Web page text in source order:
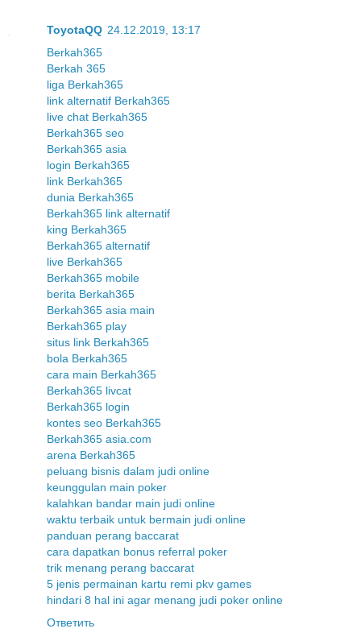
ToyotaQQ 24.12.2019, 13:17
Berkah365
Berkah 365
liga Berkah365
link alternatif Berkah365
live chat Berkah365
Berkah365 seo
Berkah365 asia
login Berkah365
link Berkah365
dunia Berkah365
Berkah365 link alternatif
king Berkah365
Berkah365 alternatif
live Berkah365
Berkah365 mobile
berita Berkah365
Berkah365 asia main
Berkah365 play
situs link Berkah365
bola Berkah365
cara main Berkah365
Berkah365 livcat
Berkah365 login
kontes seo Berkah365
Berkah365 asia.com
arena Berkah365
peluang bisnis dalam judi online
keunggulan main poker
kalahkan bandar main judi online
waktu terbaik untuk bermain judi online
panduan perang baccarat
cara dapatkan bonus referral poker
trik menang perang baccarat
5 jenis permainan kartu remi pkv games
hindari 8 hal ini agar menang judi poker online
Ответить